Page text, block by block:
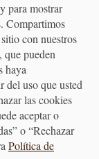
para mostrar
Compartimos
con nuestros
que pueden
haya
del uso que usted
las cookies
aceptar o
o “Rechazar
Política de